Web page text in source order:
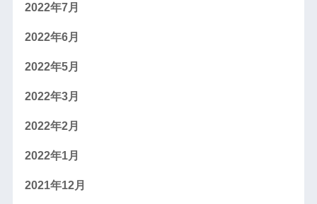
2022年7月
2022年6月
2022年5月
2022年3月
2022年2月
2022年1月
2021年12月